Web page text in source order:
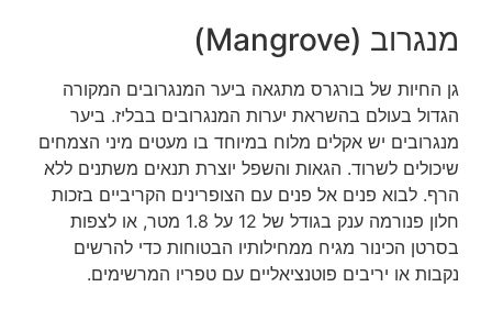
מנגרוב (Mangrove)
גן החיות של בורגרס מתגאה ביער המנגרובים המקורה
הגדול בעולם בהשראת יערות המנגרובים בבליז. ביער
מנגרובים יש אקלים מלוח במיוחד בו מעטים מיני הצמחים
שיכולים לשרוד. הגאות והשפל יוצרת תנאים משתנים ללא
הרף. לבוא פנים אל פנים עם הצופרינים הקריביים בזכות
חלון פנורמה ענק בגודל של 12 על 1.8 מטר, או לצפות
בסרטן הכינור מגיח ממחילותיו הבטוחות כדי להרשים
נקבות או יריבים פוטנציאליים עם טפריו המרשימים.